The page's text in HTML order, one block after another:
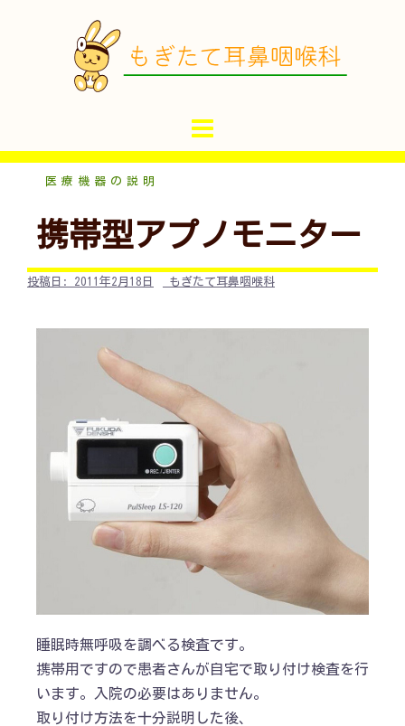
医療機器の説明
携帯型アプノモニター
投稿日: 2011年2月18日 もぎたて耳鼻咽喉科
睡眠時無呼吸を調べる検査です。
携帯用ですので患者さんが自宅で取り付け検査を行
います。入院の必要はありません。
取り付け方法を十分説明した後、